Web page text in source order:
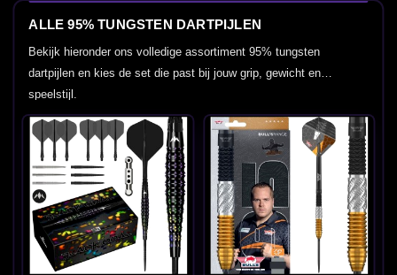
ALLE 95% TUNGSTEN DARTPIJLEN
Bekijk hieronder ons volledige assortiment 95% tungsten
dartpijlen en kies de set die past bij jouw grip, gewicht en
speelstijl.